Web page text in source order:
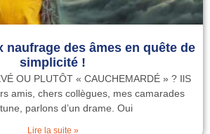
naufrage des âmes en quête de
simplicité !
OU PLUTÔT « CAUCHEMARDÉ » ? IlS
amis, chers collègues, mes camarades
parlons d’un drame. Oui
Lire la suite »